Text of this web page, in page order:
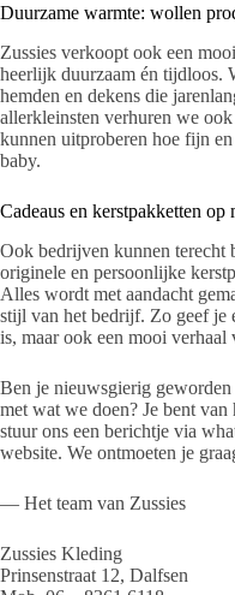
Duurzame warmte: wollen
Zussies verkoopt ook een
heerlijk duurzaam én tijdloos.
hemden en dekens die
allerkleinsten verhuren we
kunnen uitproberen hoe fijn
baby.
Cadeaus en kerstpakketten op
Ook bedrijven kunnen
originele en persoonlijke
Alles wordt met aandacht
stijl van het bedrijf. Zo geef je
is, maar ook een mooi verhaal
Ben je nieuwsgierig
met wat we doen? Je bent
stuur ons een berichtje via
website. We ontmoeten je
— Het team van Zussies
Zussies Kleding
Prinsenstraat 12, Dalfsen